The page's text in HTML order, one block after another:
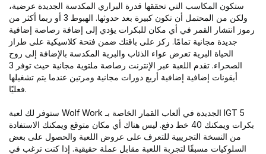
ستكون المكاسب التي تحققها قدرة البراري المكدسة الجديدة عرضية،
ولكن من المحتمل أن تكون كبيرة بعد حدوثها. الهبوط 3 أو ربما أكثر من
رموز انتشار القمر في أي مكان للبكرات يؤدي إلى إضافة رصاصة إضافية
جديدة مجانية تمامًا. ركز على باقتك ضمن فتحة كلاسيكية على طراز
الحياة البرية تعرض عواء الذئاب والبرية المكدسة بالإضافة إلى روح
الصحراء. تقدم اللعبة عبر الإنترنت رصاصة ملتوية مجانية حيث توفر 3
أيقونات إضافية إضافية أربع دورات مجانية ومرتين عندما يتم تشغيلها
فعليًا.
ستوفر لك لعبة Wolf Work الجديدة في ألعاب القمار الخاصة بـ IGT 5
بكرات ويمكنك 40 خط دفع. ليس هناك أي مكان متوقع ويمكنك الاستفادة
من النسخة التجريبية للتعرف على عروض اللعبة والحصول على بعض
السلوكيات مسبقًا لتجربة اللعبة مقابل عملة حقيقية. إذا كنت ترغب في